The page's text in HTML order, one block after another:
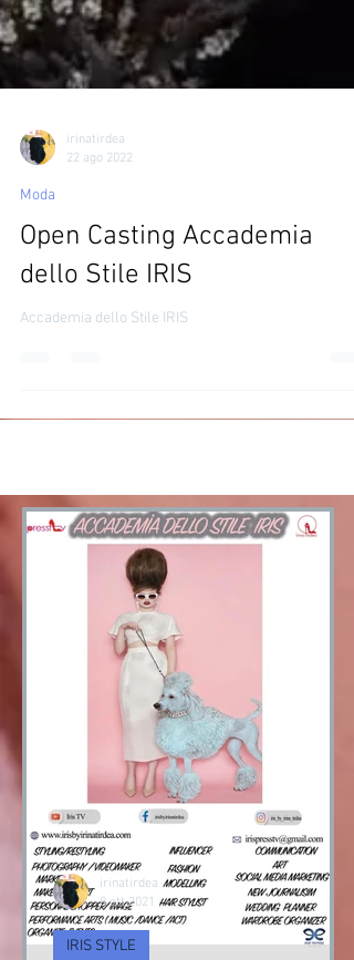
Moda
Open Casting Accademia
dello Stile IRIS
irinatirdea
8 ott 2021